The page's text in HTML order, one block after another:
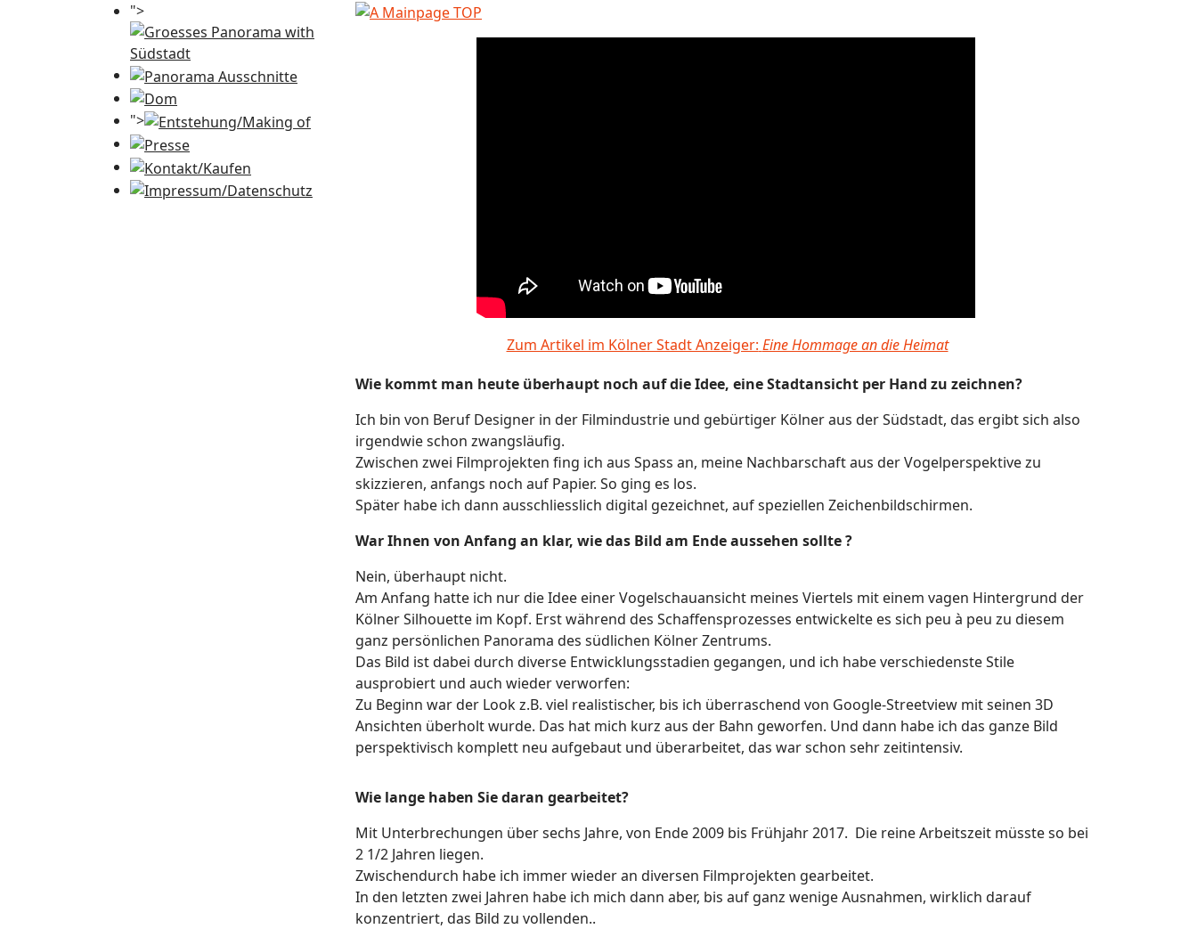
">
">
Zum Artikel im Kölner Stadt Anzeiger: Eine Hommage an die Heimat
Wie kommt man heute überhaupt noch auf die Idee, eine Stadtansicht per Hand zu zeichnen?
Ich bin von Beruf Designer in der Filmindustrie und gebürtiger Kölner aus der Südstadt, das ergibt sich also
irgendwie schon zwangsläufig.
Zwischen zwei Filmprojekten fing ich aus Spass an, meine Nachbarschaft aus der Vogelperspektive zu
skizzieren, anfangs noch auf Papier. So ging es los.
Später habe ich dann ausschliesslich digital gezeichnet, auf speziellen Zeichenbildschirmen.
War Ihnen von Anfang an klar, wie das Bild am Ende aussehen sollte ?
Nein, überhaupt nicht.
Am Anfang hatte ich nur die Idee einer Vogelschauansicht meines Viertels mit einem vagen Hintergrund der
Kölner Silhouette im Kopf. Erst während des Schaffensprozesses entwickelte es sich peu à peu zu diesem
ganz persönlichen Panorama des südlichen Kölner Zentrums.
Das Bild ist dabei durch diverse Entwicklungsstadien gegangen, und ich habe verschiedenste Stile
ausprobiert und auch wieder verworfen:
Zu Beginn war der Look z.B. viel realistischer, bis ich überraschend von Google-Streetview mit seinen 3D
Ansichten überholt wurde. Das hat mich kurz aus der Bahn geworfen. Und dann habe ich das ganze Bild
perspektivisch komplett neu aufgebaut und überarbeitet, das war schon sehr zeitintensiv.
Wie lange haben Sie daran gearbeitet?
Mit Unterbrechungen über sechs Jahre, von Ende 2009 bis Frühjahr 2017. Die reine Arbeitszeit müsste so bei
2 1/2 Jahren liegen.
Zwischendurch habe ich immer wieder an diversen Filmprojekten gearbeitet.
In den letzten zwei Jahren habe ich mich dann aber, bis auf ganz wenige Ausnahmen, wirklich darauf
konzentriert, das Bild zu vollenden..